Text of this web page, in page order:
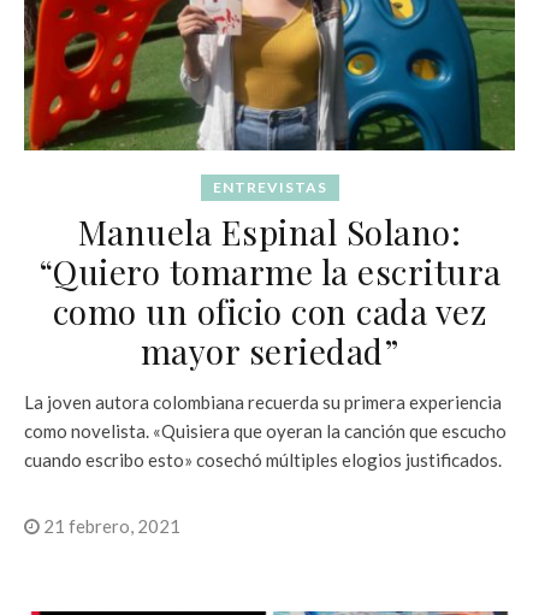
ENTREVISTAS
Manuela Espinal Solano:
“Quiero tomarme la escritura
como un oficio con cada vez
mayor seriedad”
La joven autora colombiana recuerda su primera experiencia
como novelista. «Quisiera que oyeran la canción que escucho
cuando escribo esto» cosechó múltiples elogios justificados.
21 febrero, 2021